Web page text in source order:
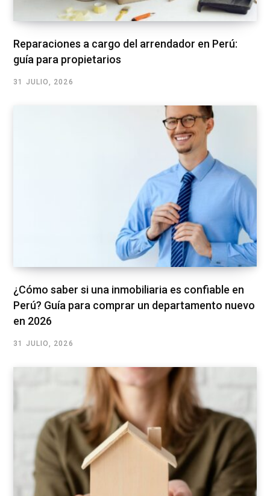
Reparaciones a cargo del arrendador en Perú:
guía para propietarios
31 JULIO, 2026
¿Cómo saber si una inmobiliaria es confiable en
Perú? Guía para comprar un departamento nuevo
en 2026
31 JULIO, 2026